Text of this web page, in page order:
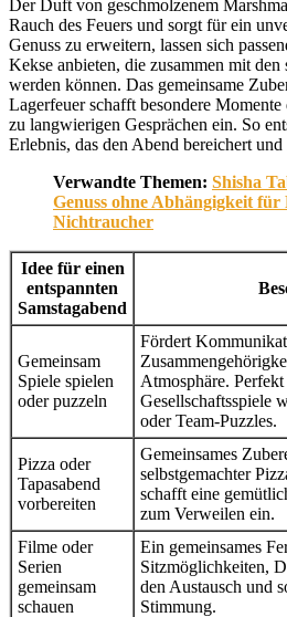
Der Duft von geschmolzenem
Rauch des Feuers und sorgt für ein
Genuss zu erweitern, lassen sich
Kekse anbieten, die zusammen mit
werden können. Das gemeinsame
Lagerfeuer schafft besondere
zu langwierigen Gesprächen ein. So
Erlebnis, das den Abend bereichert
Verwandte Themen: Shisha
Genuss ohne Abhängigkeit für
Nichtraucher
Idee für einen
entspannten
Samstagabend
Gemeinsam
Spiele spielen
oder puzzeln
Fördert
Atmosphäre.
Gesellschaftsspiele
oder Team-Puzzles.
Pizza oder
Tapasabend
vorbereiten
Gemeinsames
selbstgemachter
schafft eine
zum Verweilen ein.
Filme oder
Serien
gemeinsam
schauen
Ein gemeinsames
Sitzmöglichkeiten,
den Austausch und
Stimmung.